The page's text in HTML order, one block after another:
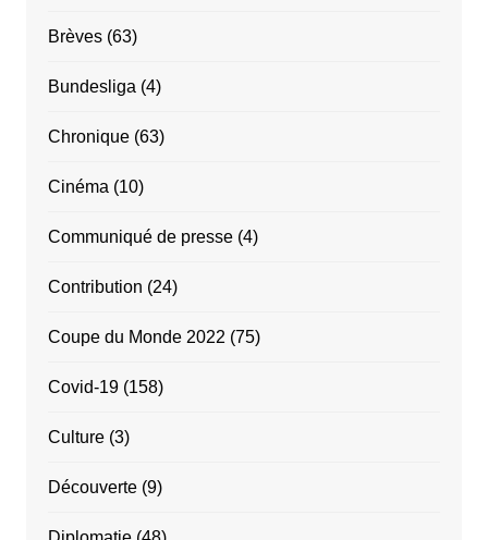
Brèves(63)
Bundesliga (4)
Chronique(63)
Cinéma (10)
Communiqué de presse(4)
Contribution (24)
Coupe du Monde 2022 (75)
Covid-19(158)
Culture(3)
Découverte(9)